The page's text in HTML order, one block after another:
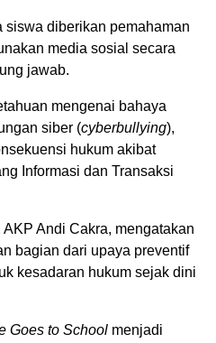
siswa diberikan pemahaman
media sosial secara
jawab.
mengenai bahaya
siber (cyberbullying),
hukum akibat
Informasi dan Transaksi
Andi Cakra, mengatakan
bagian dari upaya preventif
kesadaran hukum sejak dini
Goes to School menjadi